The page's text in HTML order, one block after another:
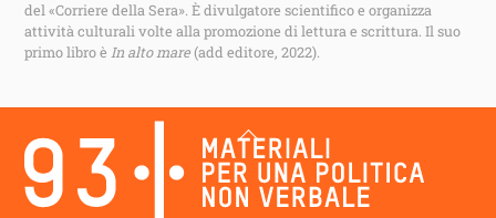
del «Corriere della Sera». È divulgatore scientifico e organizza
attività culturali volte alla promozione di lettura e scrittura. Il suo
primo libro èIn alto mare(add editore, 2022).
Back
To
Top